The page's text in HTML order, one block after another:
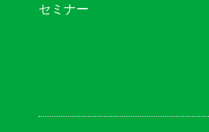
セミナー